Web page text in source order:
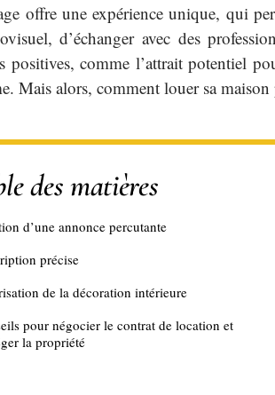
offre une expérience unique, qui
d’échanger avec des
positives, comme l’attrait potentiel
Mais alors, comment louer sa
des matières
d’une annonce percutante
précise
de la décoration intérieure
pour négocier le contrat de location et
la propriété